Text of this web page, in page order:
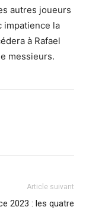
autres joueurs
impatience la
à Rafael
messieurs.
Article suivant
2023 : les quatre